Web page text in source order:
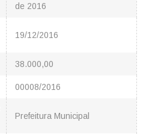
de 2016
19/12/2016
38.000,00
00008/2016
Prefeitura Municipal